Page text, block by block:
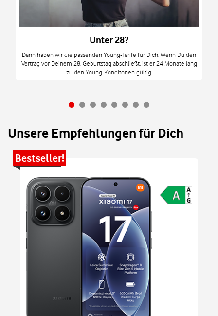
Unter 28?
Dann haben wir die passenden Young-Tarife für Dich. Wenn Du den
Vertrag vor Deinem 28. Geburtstag abschließt, ist er 24 Monate lang
zu den Young-Konditonen gültig.
Unsere Empfehlungen für Dich
Bestseller!